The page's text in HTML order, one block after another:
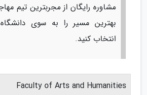
مشاوره رایگان از مجربترین تیم
بهترین مسیر را به سوی
انتخاب کنید.
Faculty of Arts and Humanities